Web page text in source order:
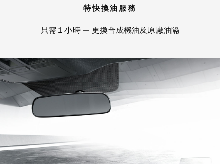
特快換油服務
只需１小時 — 更換合成機油及原廠油隔